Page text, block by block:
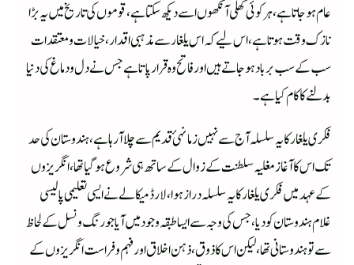
عام ہوجاتا ہے، ہر کوئی کھلی آنکھوں اسے دیکھ سکتا ہے، قوموں کی تاریخ میں یہ بڑا
نازک وقت ہوتا ہے، اس لیے کہ اس یلغار سے مذہبی اقدار، خیالات ومعتقدات
سب کے سب برباد ہوجاتے ہیں اور فاتح وہ قرار پاتا ہے جس نے دل ودماغ کی دنیا
بدلنے کا کام کیا ہے۔
فکری یلغار کا یہ سلسلہ آج سے نہیں زمانہئ قدیم سے چلا آ رہا ہے، ہندوستان کی حد
تک اس کا آغاز مغلیہ سلطنت کے زوال کے ساتھ ہی شروع ہو گیا تھا، انگریزوں
کے عہد میں فکری یلغار کا یہ سلسلہ دراز ہوا، لارڈ میکالے نے ایسی تعلیمی پالیسی
غلام ہندوستان کو دیا، جس کی وجہ سے ایسا طبقہ وجود میں آیا جو رنگ ونسل کے لحاظ
سے تو ہندوستانی تھا، لیکن اس کا ذوق، ذہن اخلاق اور فہم وفراست انگریزوں کے